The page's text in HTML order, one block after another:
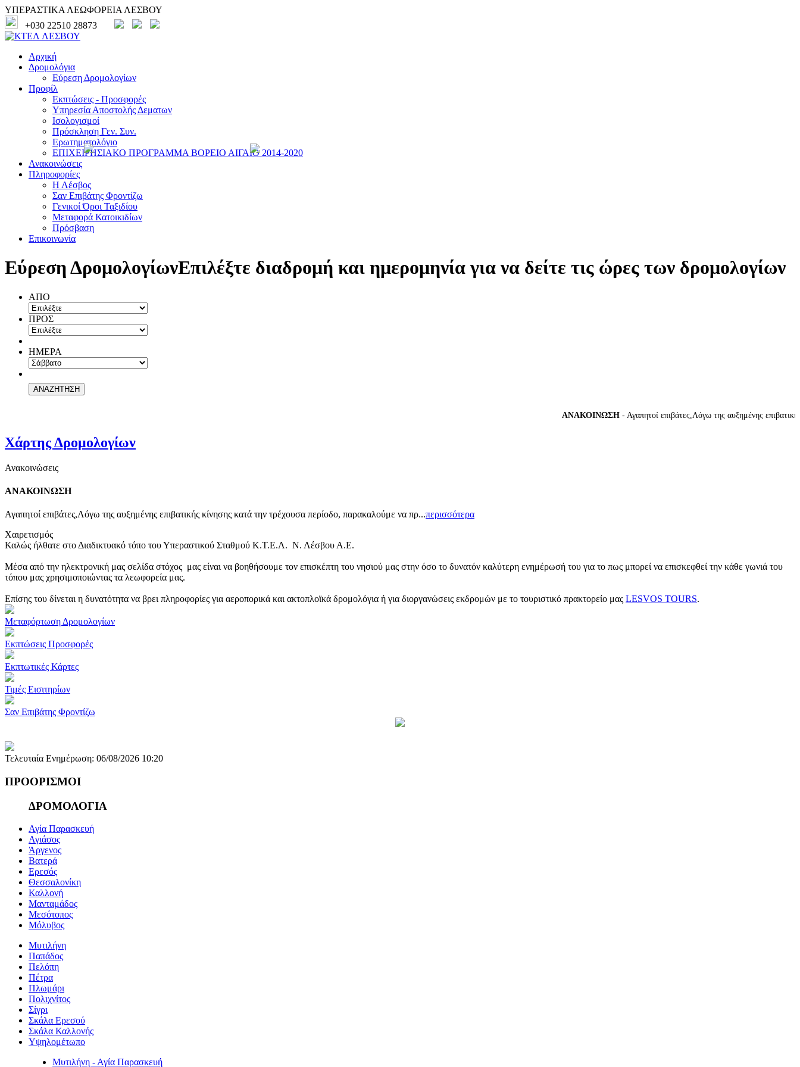
ΥΠΕΡΑΣΤΙΚΑ ΛΕΩΦΟΡΕΙΑ ΛΕΣΒΟΥ
+030 22510 28873
Αρχική
Δρομολόγια
Εύρεση Δρομολογίων
Προφίλ
Εκπτώσεις - Προσφορές
Υπηρεσία Αποστολής Δεματων
Ισολογισμοί
Πρόσκληση Γεν. Συν.
Ερωτηματολόγιο
ΕΠΙΧΕΙΡΗΣΙΑΚΟ ΠΡΟΓΡΑΜΜΑ ΒΟΡΕΙΟ ΑΙΓΑΙΟ 2014-2020
Ανακοινώσεις
Πληροφορίες
Η Λέσβος
Σαν Επιβάτης Φροντίζω
Γενικοί Όροι Ταξιδίου
Μεταφορά Κατοικιδίων
Πρόσβαση
Επικοινωνία
Εύρεση ΔρομολογίωνΕπιλέξτε διαδρομή και ημερομηνία για να δείτε τις ώρες των δρομολογίων
ΑΠΟ
ΠΡΟΣ
ΗΜΕΡΑ
ΑΝΑΚΟΙΝΩΣΗ- Αγαπητοί επιβάτες,Λόγω της αυξημένης επιβατικής
Χάρτης Δρομολογίων
Ανακοινώσεις
ΑΝΑΚΟΙΝΩΣΗ
Αγαπητοί επιβάτες,Λόγω της αυξημένης επιβατικής κίνησης κατά την τρέχουσα περίοδο, παρακαλούμε να πρ...περισσότερα
Χαιρετισμός
Καλώς ήλθατε στο Διαδικτυακό τόπο του Υπεραστικού Σταθμού Κ.Τ.Ε.Λ. Ν. Λέσβου Α.Ε.
Μέσα από την ηλεκτρονική μας σελίδα στόχος μας είναι να βοηθήσουμε τον επισκέπτη του νησιού μας στην όσο το δυνατόν καλύτερη ενημέρωσή του για το πως μπορεί να επισκεφθεί την κάθε γωνιά του
τόπου μας χρησιμοποιώντας τα λεωφορεία μας.
Επίσης του δίνεται η δυνατότητα να βρει πληροφορίες για αεροπορικά και ακτοπλοϊκά δρομολόγια ή για διοργανώσεις εκδρομών με το τουριστικό πρακτορείο μας LESVOS TOURS.
Μεταφόρτωση Δρομολογίων
Εκπτώσεις Προσφορές
Εκπτωτικές Κάρτες
Τιμές Εισιτηρίων
Σαν Επιβάτης Φροντίζω
Τελευταία Ενημέρωση: 06/08/2026 10:20
ΠΡΟΟΡΙΣΜΟΙ
ΔΡΟΜΟΛΟΓΙΑ
Αγία Παρασκευή
Αγιάσος
Άργενος
Βατερά
Ερεσός
Θεσσαλονίκη
Καλλονή
Μανταμάδος
Μεσότοπος
Μόλυβος
Μυτιλήνη
Παπάδος
Πελόπη
Πέτρα
Πλωμάρι
Πολιχνίτος
Σίγρι
Σκάλα Ερεσού
Σκάλα Καλλονής
Υψηλομέτωπο
Μυτιλήνη - Αγία Παρασκευή